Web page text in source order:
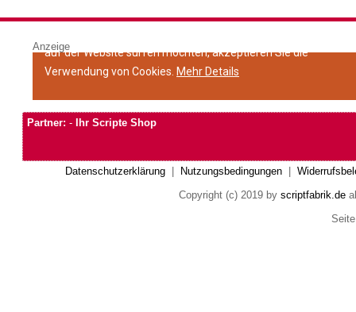
Anzeige
Partner: - Ihr Scripte Shop
Datenschutzerklärung| Nutzungsbedingungen|
Copyright (c) 2019 by scriptfabrik.de